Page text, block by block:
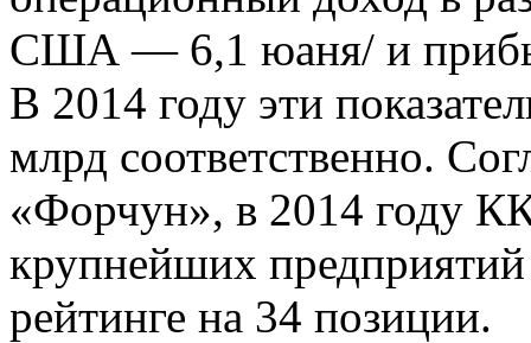
США — 6,1 юаня/ и
В 2014 году эти
млрд соответственно.
«Форчун», в 2014 году
крупнейших
рейтинге на 34 позиции.